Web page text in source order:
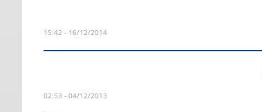
16/12/2014 - 15:42
04/12/2013 - 02:53